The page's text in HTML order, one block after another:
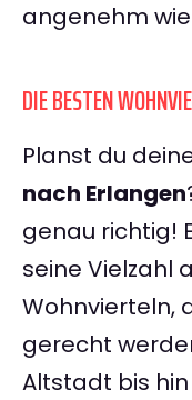
angenehm
DIE BESTEN
Planst du
nach Erlangen
genau richtig!
seine Vielzahl
Wohnvierteln,
gerecht
Altstadt bis